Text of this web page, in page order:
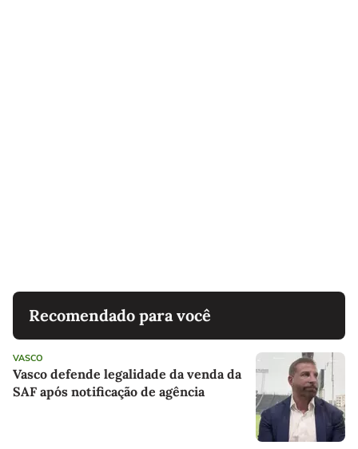
Recomendado para você
VASCO
Vasco defende legalidade da venda da
SAF após notificação de agência